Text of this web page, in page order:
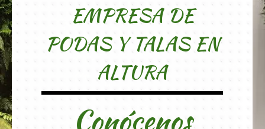
EMPRESA DE
PODAS Y TALAS EN
ALTURA
Conócenos